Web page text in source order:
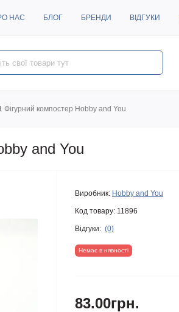
НАС БЛОГ БРЕНДИ ВІДГУКИ
Фігурний компостер Hobby and You
and You
Виробник: Hobby and You
Код товару: 11896
Відгуки: (0)
Немає в нявності
83.00грн.